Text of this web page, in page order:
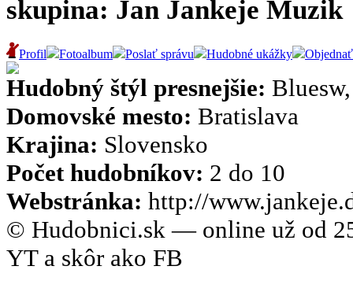
skupina: Jan Jankeje Muzik
Profil Fotoalbum Poslať správu Hudobné ukážky Objednať
Hudobný štýl presnejšie:
Domovské mesto: Bratislava
Krajina: Slovensko
Počet hudobníkov: 2 do 10
Webstránka: http://
© Hudobnici.sk — online už od
YT a skôr ako FB